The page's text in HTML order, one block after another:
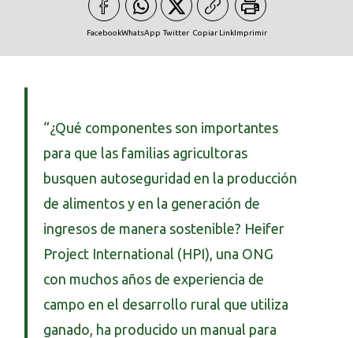
FacebookWhatsApp Twitter Copiar LinkImprimir
“¿Qué componentes son importantes
para que las familias agricultoras
busquen autoseguridad en la producción
de alimentos y en la generación de
ingresos de manera sostenible? Heifer
Project International (HPI), una ONG
con muchos años de experiencia de
campo en el desarrollo rural que utiliza
ganado, ha producido un manual para